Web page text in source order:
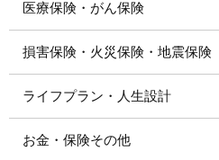
医療保険・がん保険
損害保険・火災保険・地震保険
ライフプラン・人生設計
お金・保険その他